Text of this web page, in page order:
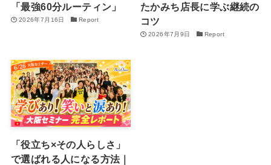
「最強60分ルーティン」
2026年7月16日 Report
たかみち店長に学ぶ継続の
コツ
2026年7月9日 Report
「役立ち×その人らしさ」
で選ばれる人になる方法｜